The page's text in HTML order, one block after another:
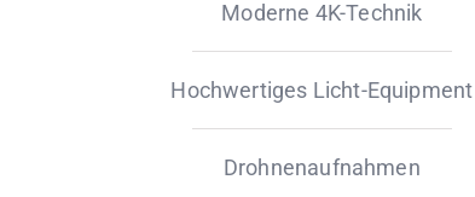
Moderne 4K-Technik
Hochwertiges Licht-Equipment
Drohnenaufnahmen